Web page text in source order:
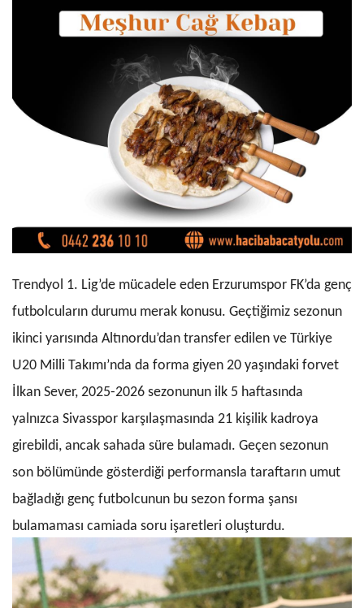
Trendyol 1. Lig’de mücadele eden Erzurumspor FK’da genç
futbolcuların durumu merak konusu. Geçtiğimiz sezonun
ikinci yarısında Altınordu’dan transfer edilen ve Türkiye
U20 Milli Takımı’nda da forma giyen 20 yaşındaki forvet
İlkan Sever, 2025-2026 sezonunun ilk 5 haftasında
yalnızca Sivasspor karşılaşmasında 21 kişilik kadroya
girebildi, ancak sahada süre bulamadı. Geçen sezonun
son bölümünde gösterdiği performansla taraftarın umut
bağladığı genç futbolcunun bu sezon forma şansı
bulamaması camiada soru işaretleri oluşturdu.